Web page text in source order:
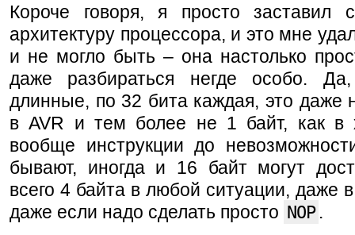
Короче говоря, я просто заставил
архитектуру процессора, и это мне
и не могло быть – она настолько
даже разбираться негде особо. Да,
длинные, по 32 бита каждая, это даже
в AVR и тем более не 1 байт, как
вообще инструкции до
бывают, иногда и 16 байт могут
всего 4 байта в любой ситуации, даже
даже если надо сделать просто NOP .